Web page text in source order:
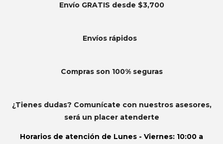
Envío GRATIS desde $3,700
Envíos rápidos
Compras son 100% seguras
¿Tienes dudas? Comunícate con nuestros asesores,
será un placer atenderte
Horarios de atención de Lunes - Viernes: 10:00 a